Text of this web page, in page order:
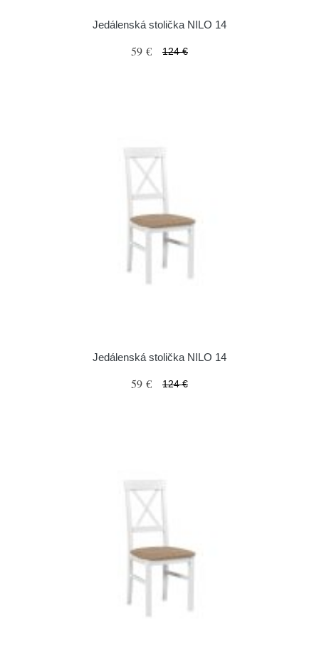
Jedálenská stolička NILO 14
59 € 124 €
Jedálenská stolička NILO 14
59 € 124 €